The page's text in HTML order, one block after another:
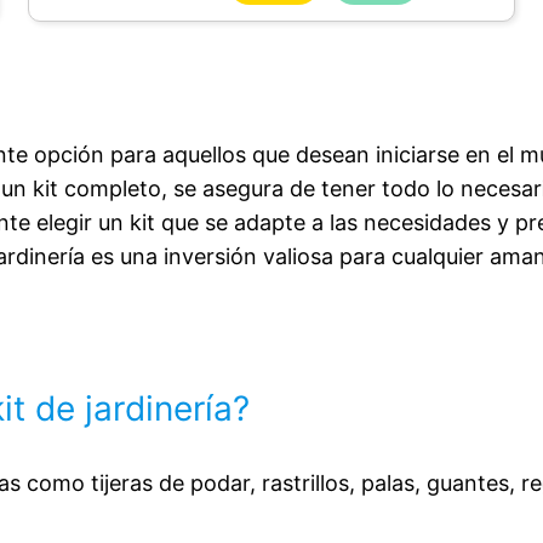
opción para aquellos que desean iniciarse en el
kit completo, se asegura de tener todo lo
elegir un kit que se adapte a las necesidades y
es una inversión valiosa para cualquier
de jardinería?
como tijeras de podar, rastrillos, palas, guantes,